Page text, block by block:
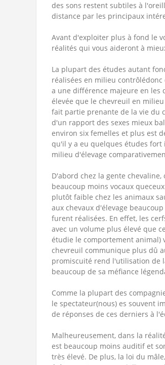
des sons restent subtiles à
distance par les principaux
Avant d'exploiter plus à fond le
réalités qui vous aideront à
La plupart des études autant
réalisées en milieu
a une différence majeure en les
élevée que le chevreuil en
fait partie prenante de la vie du
d'un rapport des sexes mieux
environ six femelles et plus est
qu'il y a eu quelques études
milieu d'élevage
D'abord chez la gente
beaucoup moins vocaux
plutôt faible chez les animaux
aux chevaux d'élevage
furent réalisées. En effet, les
avec un volume plus élevé que
étudie le comportement animal)
chevreuil communique plus dû
promiscuité rend l'utilisation de
beaucoup de sa méfiance
Comme la plupart des
le spectateur(nous) es souvent
de réponses de ces derniers à
Malheureusement, dans la
est beaucoup moins auditif et
très élevé. De plus, la loi du